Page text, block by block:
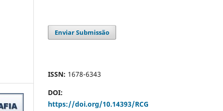
Enviar Submissão
ISSN: 1678-6343
DOI:
https://doi.org/10.14393/RCG